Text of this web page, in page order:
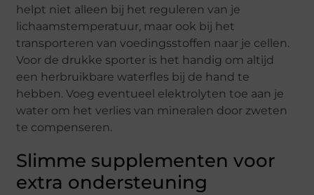
helpt niet alleen bij het reguleren van je
lichaamstemperatuur, maar ook bij het
transporteren van voedingsstoffen naar je cellen.
Voor de drukke sporter is het handig om altijd
een herbruikbare waterfles bij de hand te
hebben. Voeg eventueel elektrolyten toe aan je
water om het verlies van mineralen door zweten
te compenseren.
Slimme supplementen voor
extra ondersteuning